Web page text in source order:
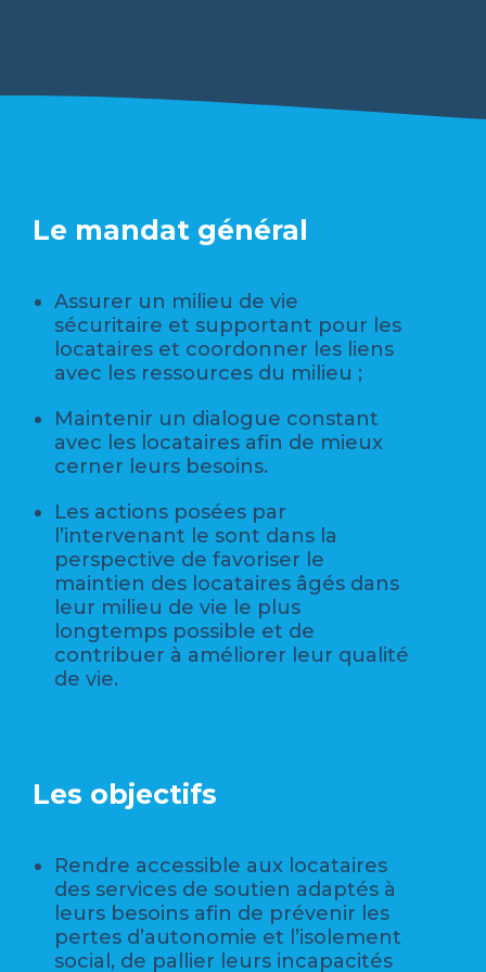
Le mandat général
Assurer un milieu de vie
sécuritaire et supportant pour les
locataires et coordonner les liens
avec les ressources du milieu ;
Maintenir un dialogue constant
avec les locataires afin de mieux
cerner leurs besoins.
Les actions posées par
l’intervenant le sont dans la
perspective de favoriser le
maintien des locataires âgés dans
leur milieu de vie le plus
longtemps possible et de
contribuer à améliorer leur qualité
de vie.
Les objectifs
Rendre accessible aux locataires
des services de soutien adaptés à
leurs besoins afin de prévenir les
pertes d’autonomie et l’isolement
social, de pallier leurs incapacités